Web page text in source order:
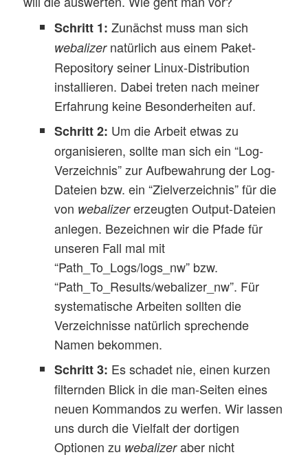
Schritt 1: Zunächst muss man sich
webalizernatürlich aus einem Paket-
Repository seiner Linux-Distribution
installieren. Dabei treten nach meiner
Erfahrung keine Besonderheiten auf.
Schritt 2: Um die Arbeit etwas zu
organisieren, sollte man sich ein “Log-
Verzeichnis” zur Aufbewahrung der Log-
Dateien bzw. ein “Zielverzeichnis” für die
von webalizererzeugten Output-Dateien
anlegen. Bezeichnen wir die Pfade für
unseren Fall mal mit
“Path_To_Logs/logs_nw” bzw.
“Path_To_Results/webalizer_nw”. Für
systematische Arbeiten sollten die
Verzeichnisse natürlich sprechende
Namen bekommen.
Schritt 3: Es schadet nie, einen kurzen
filternden Blick in die man-Seiten eines
neuen Kommandos zu werfen. Wir lassen
uns durch die Vielfalt der dortigen
Optionen zu webalizeraber nicht